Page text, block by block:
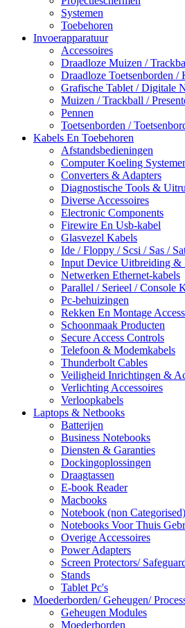
Systemen
Toebehoren
Invoerapparatuur
Accessoires
Draadloze Muizen /
Draadloze Toetsenborden /
Grafische Tablet / Digitale
Muizen / Trackball /
Pennen
Toetsenborden /
Kabels En Toebehoren
Afstandsbedieningen
Computer Koeling
Converters & Adapters
Diagnostische Tools &
Diverse Accessoires
Electronic Components
Firewire En Usb-kabel
Glasvezel Kabels
Ide / Floppy / Scsi / Sas /
Input Device Uitbreiding &
Netwerken Ethernet-kabels
Parallel / Serieel / Console
Pc-behuizingen
Rekken En Montage
Schoonmaak Producten
Secure Access Controls
Telefoon & Modemkabels
Thunderbolt Cables
Veiligheid Inrichtingen &
Verlichting Accessoires
Verloopkabels
Laptops & Netbooks
Batterijen
Business Notebooks
Diensten & Garanties
Dockingoplossingen
Draagtassen
E-book Reader
Macbooks
Notebook (non Categorised)
Notebooks Voor Thuis
Overige Accessoires
Power Adapters
Screen Protectors/
Stands
Tablet Pc's
Moederborden/ Geheugen/
Geheugen Modules
Moederborden